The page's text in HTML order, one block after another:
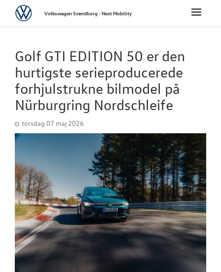
NYE
NYE VAREBILER
VÆRKSTED
SKADESCENTER
NYHEDER
Tilmeld dig
Danmarks
Toggle
VolkswagenVolkswagen Svendborg - Next Mobility
Golf GTI EDITION 50 er den
hurtigste serieproducerede
forhjulstrukne bilmodel på
Nürburgring Nordschleife
torsdag 07 maj 2026